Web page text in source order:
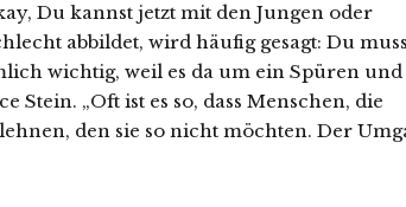
Du kannst jetzt mit den Jungen oder
abbildet, wird häufig gesagt: Du
wichtig, weil es da um ein Spüren
Stein. „Oft ist es so, dass Menschen, die
den sie so nicht möchten. Der